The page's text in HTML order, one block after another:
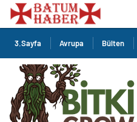
3.Sayfa Avrupa Bülten